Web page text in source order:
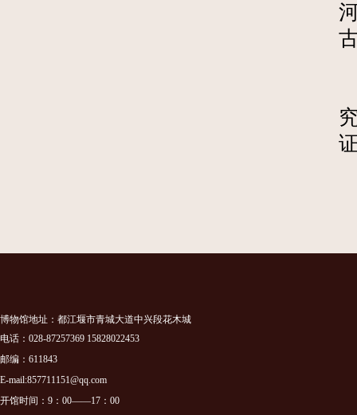
博物馆地址：都江堰市青城大道中兴段花木城
电话：028-87257369 15828022453
邮编：611843
E-mail:857711151@qq.com
开馆时间：9：00——17：00